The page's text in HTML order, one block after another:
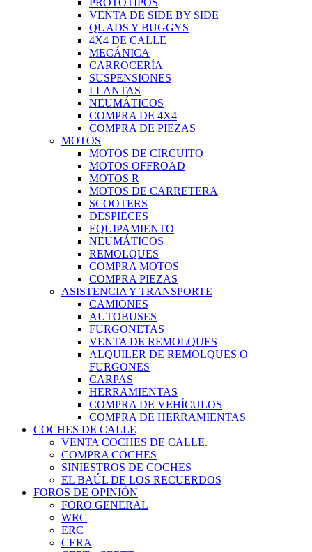
PROTOTIPOS
VENTA DE SIDE BY SIDE
QUADS Y BUGGYS
4X4 DE CALLE
MECÁNICA
CARROCERÍA
SUSPENSIONES
LLANTAS
NEUMÁTICOS
COMPRA DE 4X4
COMPRA DE PIEZAS
MOTOS
MOTOS DE CIRCUITO
MOTOS OFFROAD
MOTOS R
MOTOS DE CARRETERA
SCOOTERS
DESPIECES
EQUIPAMIENTO
NEUMÁTICOS
REMOLQUES
COMPRA MOTOS
COMPRA PIEZAS
ASISTENCIA Y TRANSPORTE
CAMIONES
AUTOBUSES
FURGONETAS
VENTA DE REMOLQUES
ALQUILER DE REMOLQUES O
FURGONES
CARPAS
HERRAMIENTAS
COMPRA DE VEHÍCULOS
COMPRA DE HERRAMIENTAS
COCHES DE CALLE
VENTA COCHES DE CALLE.
COMPRA COCHES
SINIESTROS DE COCHES
EL BAÚL DE LOS RECUERDOS
FOROS DE OPINIÓN
FORO GENERAL
WRC
ERC
CERA